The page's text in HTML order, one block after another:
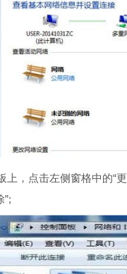
点击左侧窗格中的“更
”;